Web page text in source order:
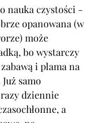
nauka czystości -
opanowana (w
może
bo wystarczy
i plama na
samo
dziennie
a